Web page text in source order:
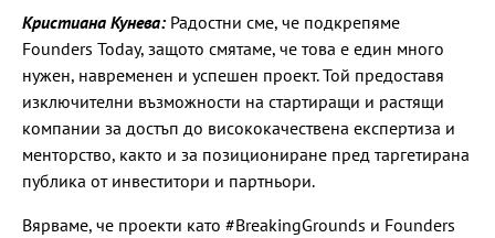
Кристиана Кунева: Радостни сме, че подкрепяме
Founders Today, защото смятаме, че това е един много
нужен, навременен и успешен проект. Той предоставя
изключителни възможности на стартиращи и растящи
компании за достъп до висококачествена експертиза и
менторство, както и за позициониране пред таргетирана
публика от инвеститори и партньори.
Вярваме, че проекти като #BreakingGrounds и Founders